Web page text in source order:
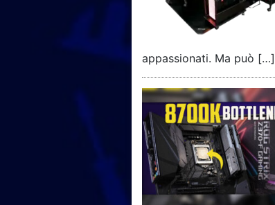
appassionati. Ma può […]